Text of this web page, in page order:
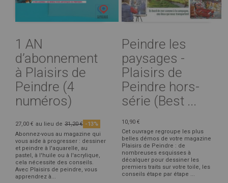
1 AN
d’abonnement
à Plaisirs de
Peindre (4
numéros)
27,00 € au lieu de 31,20 € -13%
Abonnez-vous au magazine qui
vous aide à progresser : dessiner
et peindre à l'aquarelle, au
pastel, à l'huile ou à l'acrylique,
cela nécessite des conseils.
Avec Plaisirs de peindre, vous
apprendrez à...
Peindre les
paysages -
Plaisirs de
Peindre hors-
série (Best ...
10,90 €
Cet ouvrage regroupe les plus
belles démos de votre magazine
Plaisirs de Peindre : de
nombreuses esquisses à
décalquer pour dessiner les
premiers traits sur votre toile, les
conseils étape par étape ...